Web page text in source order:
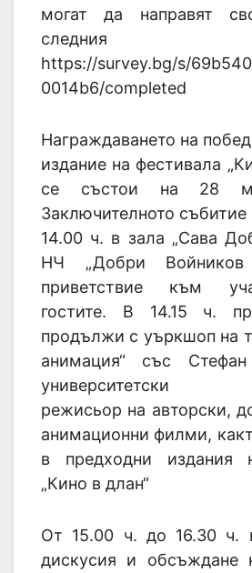
могат да направят
следния
https://survey.bg/s/
0014b6/completed
Награждаването на
издание на фестивала
се състои на 28
Заключителното
14.00 ч. в зала „Сава
НЧ „Добри
приветствие към
гостите. В 14.15 ч.
продължи с уъркшоп на
анимация“ със
университетски
режисьор на авторски,
анимационни филми,
в предходни издания
„Кино в длан“
От 15.00 ч. до 16.30 ч.
дискусия и обсъждане